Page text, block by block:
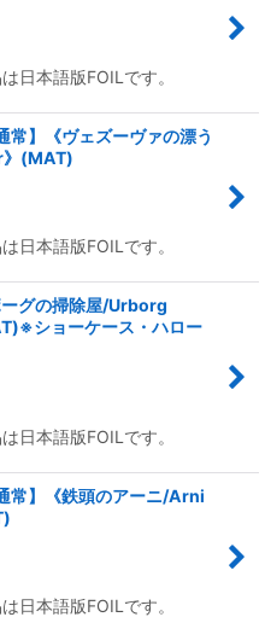
日本語版FOILです。
】《ヴェズーヴァの漂う
(MAT)
日本語版FOILです。
グの掃除屋/Urborg
ショーケース・ハロー
日本語版FOILです。
常】《鉄頭のアーニ/Arni
日本語版FOILです。